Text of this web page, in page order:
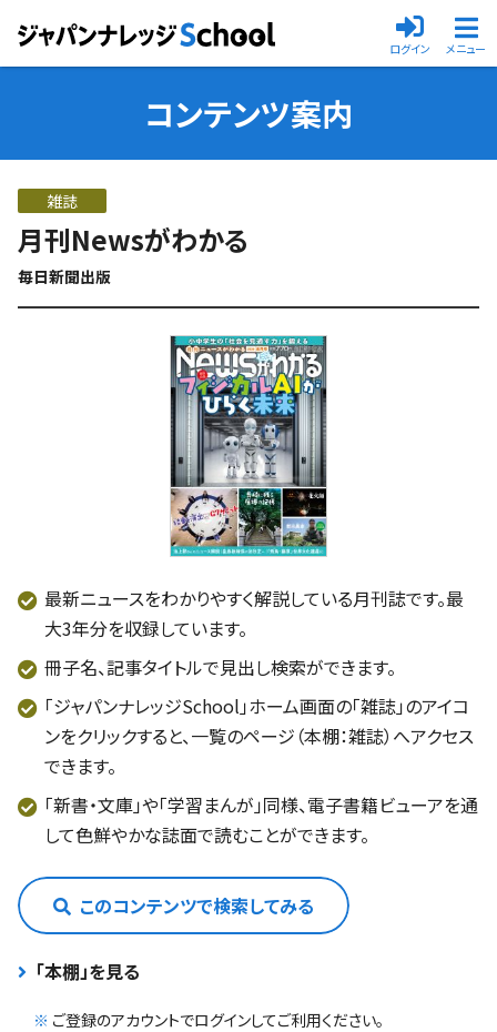
メニュー
ログイン
コンテンツ案内
雑誌
月刊Newsがわかる
毎日新聞出版
最新ニュースをわかりやすく解説している月刊誌です。最
大3年分を収録しています。
冊子名、記事タイトルで見出し検索ができます。
「ジャパンナレッジSchool」ホーム画面の「雑誌」のアイコ
ンをクリックすると、一覧のページ（本棚：雑誌）へアクセス
できます。
「新書・文庫」や「学習まんが」同様、電子書籍ビューアを通
して色鮮やかな誌面で読むことができます。
このコンテンツで検索してみる
「本棚」を見る
※ ご登録のアカウントでログインしてご利用ください。